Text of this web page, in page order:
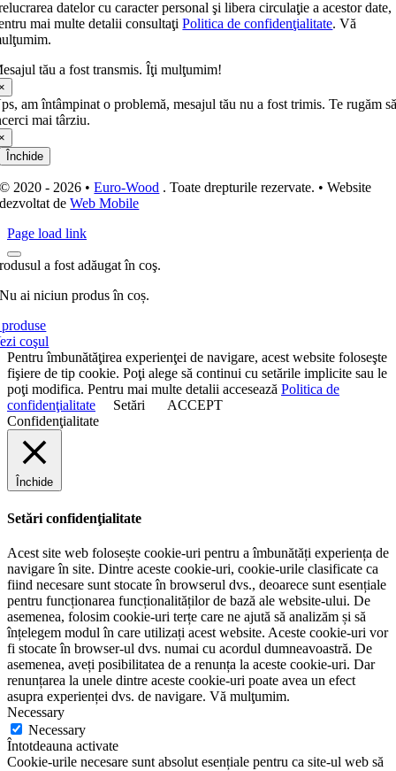
datelor cu caracter personal şi libera circulaţie a acestor date,
mai multe detalii consultaţiPolitica de confidenţialitate. Vă
tău a fost transmis. Îţi mulţumim!
am întâmpinat o problemă, mesajul tău nu a fost trimis. Te rugăm
mai târziu.
Închide
© 2020 - 2026 •Euro-Wood . Toate drepturile rezervate. • Website
dezvoltat deWeb Mobile
Page load link
a fost adăugat în coş.
Nu ai niciun produs în coș.
coşul
Pentru îmbunătăţirea experienţei de navigare, acest website foloseşte
fişiere de tip cookie. Poţi alege să continui cu setările implicite sau le
poţi modifica. Pentru mai multe detalii accesează Politica de
confidenţialitate
Setări
ACCEPT
Confidenţialitate
Închide
Setări confidenţialitate
Acest site web folosește cookie-uri pentru a îmbunătăți experiența de
navigare în site. Dintre aceste cookie-uri, cookie-urile clasificate ca
fiind necesare sunt stocate în browserul dvs., deoarece sunt esențiale
pentru funcționarea funcționalităților de bază ale website-ului. De
asemenea, folosim cookie-uri terțe care ne ajută să analizăm și să
înțelegem modul în care utilizați acest website. Aceste cookie-uri vor
fi stocate în browser-ul dvs. numai cu acordul dumneavoastră. De
asemenea, aveți posibilitatea de a renunța la aceste cookie-uri. Dar
renunțarea la unele dintre aceste cookie-uri poate avea un efect
asupra experienței dvs. de navigare. Vă mulţumim.
Necessary
Necessary
Întotdeauna activate
Cookie-urile necesare sunt absolut esențiale pentru ca site-ul web să